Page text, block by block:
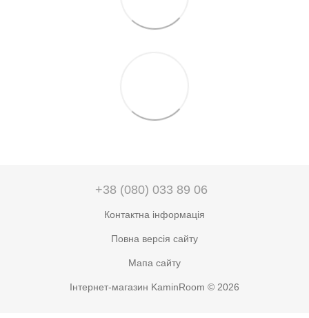
+38 (080) 033 89 06
Контактна інформація
Повна версія сайту
Мапа сайту
Інтернет-магазин KaminRoom © 2026